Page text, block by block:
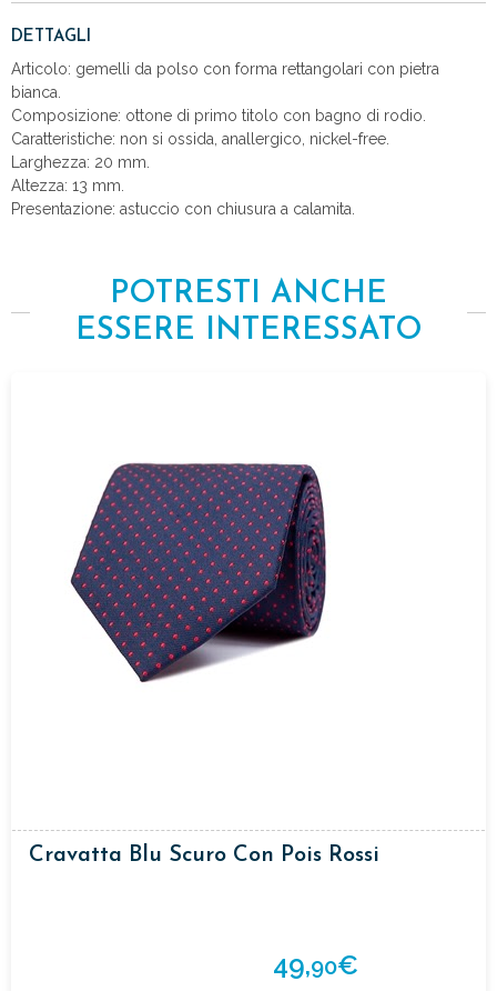
DETTAGLI
Articolo: gemelli da polso con forma rettangolari con pietra
bianca.
Composizione: ottone di primo titolo con bagno di rodio.
Caratteristiche: non si ossida, anallergico, nickel-free.
Larghezza: 20 mm.
Altezza: 13 mm.
Presentazione: astuccio con chiusura a calamita.
POTRESTI ANCHE
ESSERE INTERESSATO
Cravatta Blu Scuro Con Pois Rossi
49,90€